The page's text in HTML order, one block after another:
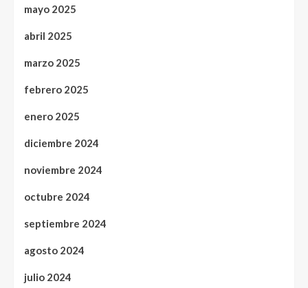
mayo 2025
abril 2025
marzo 2025
febrero 2025
enero 2025
diciembre 2024
noviembre 2024
octubre 2024
septiembre 2024
agosto 2024
julio 2024